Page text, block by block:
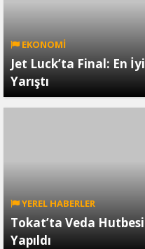
EKONOMİ
Jet Luck’ta Final: En
Yarıştı
YEREL HABERLER
Tokat’ta Veda Hutbesi
Yapıldı